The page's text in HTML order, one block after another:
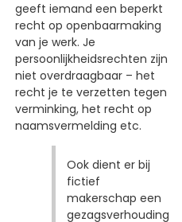
geeft iemand een beperkt
recht op openbaarmaking
van je werk. Je
persoonlijkheidsrechten zijn
niet overdraagbaar – het
recht je te verzetten tegen
verminking, het recht op
naamsvermelding etc.
Ook dient er bij
fictief
makerschap een
gezagsverhouding